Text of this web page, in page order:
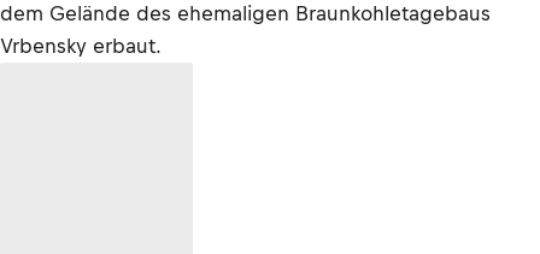
dem Gelände des ehemaligen Braunkohletagebaus
Vrbensky erbaut.